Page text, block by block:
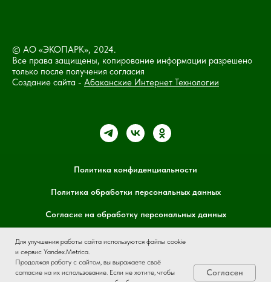
© АО «ЭКОПАРК», 2024.
Все права защищены, копирование информации разрешено
только после получения согласия
Создание сайта - Абаканские Интернет Технологии
Политика конфиденциальности
Политика обработки персональных данных
Согласие на обработку персональных данных
Для улучшения работы сайта используются файлы cookie
и сервис Yandex.Metrica.
Продолжая работу с сайтом, вы выражаете своё
согласие на их использование. Если не хотите, чтобы
Согласен